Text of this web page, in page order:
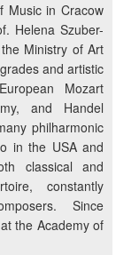
Music in Cracow
Helena Szuber-
Ministry of Art
and artistic
Mozart
and Handel
philharmonic
in the USA and
classical and
constantly
Since
the Academy of